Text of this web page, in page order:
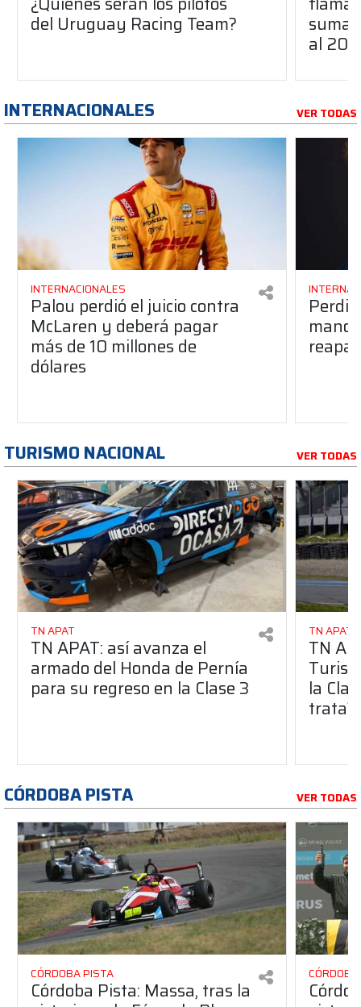
del Uruguay Racing Team? suma
al
INTERNACIONALES VER TODAS
INTERNACIONALES
Palou perdió el juicio contra
McLaren y deberá pagar
más de 10 millones de
dólares
TURISMO NACIONAL VER TODAS
TN APAT
TN APAT: así avanza el
armado del Honda de Pernía
para su regreso en la Clase 3
TN APAT
TN
la
trata?
CÓRDOBA PISTA VER TODAS
CÓRDOBA PISTA
Córdoba Pista: Massa, tras la